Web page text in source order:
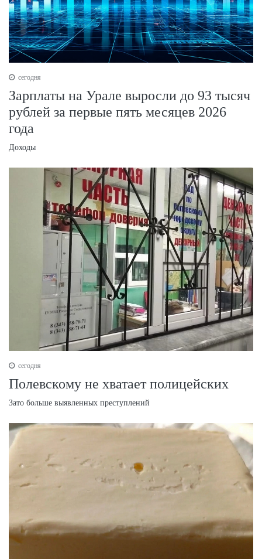
сегодня
Зарплаты на Урале выросли до 93 тысяч
рублей за первые пять месяцев 2026
года
Доходы
сегодня
Полевскому не хватает полицейских
Зато больше выявленных преступлений